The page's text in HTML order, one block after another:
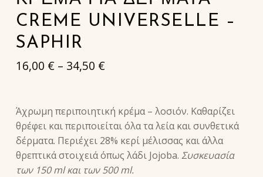
CREME UNIVERSELLE –
SAPHIR
16,00 € – 34,50 €
Άχρωμη περιποιητική κρέμα – λοσιόν. Καθαρίζει
θρέφει και περιποιείται όλα τα λεία και συνθετικά
δέρματα. Περιέχει 28% κερί μέλισσας και άλλα
θρεπτικά στοιχειά όπως λάδι Jojoba. Συσκευασία
των 150 ml και των 500ml.